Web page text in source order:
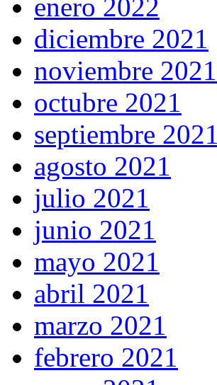
enero 2022
diciembre 2021
noviembre 2021
octubre 2021
septiembre 2021
agosto 2021
julio 2021
junio 2021
mayo 2021
abril 2021
marzo 2021
febrero 2021